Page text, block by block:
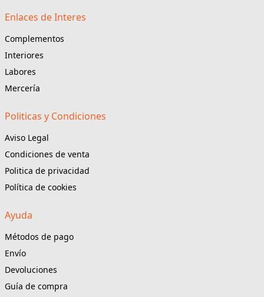
Enlaces de Interes
Complementos
Interiores
Labores
Mercería
Politicas y Condiciones
Aviso Legal
Condiciones de venta
Politica de privacidad
Política de cookies
Ayuda
Métodos de pago
Envío
Devoluciones
Guía de compra